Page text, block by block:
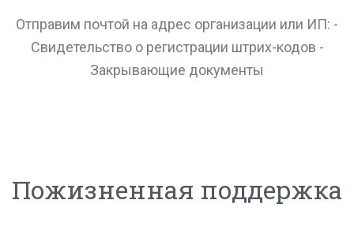
Отправим почтой на адрес организации или ИП: -
Свидетельство о регистрации штрих-кодов -
Закрывающие документы
Пожизненная поддержка